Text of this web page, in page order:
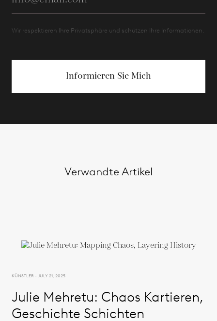
Wir respektieren Ihre Privatsphäre und schützen Ihre Informationen.
Informieren Sie Mich
Verwandte Artikel
KÜNSTLER - JULY 21, 2025
Julie Mehretu: Chaos Kartieren,
Geschichte Schichten